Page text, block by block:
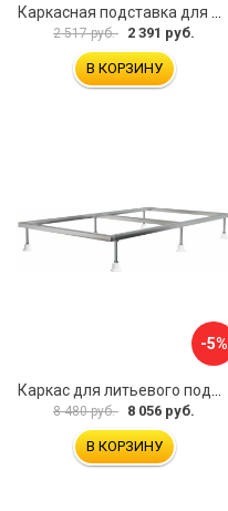
Каркасная подставка для душевого поддона ВИЗ ANTIKA КР-800
2 517 руб. 2 391 руб.
В КОРЗИНУ
-5%
8 480 руб. 8 056 руб.
В КОРЗИНУ